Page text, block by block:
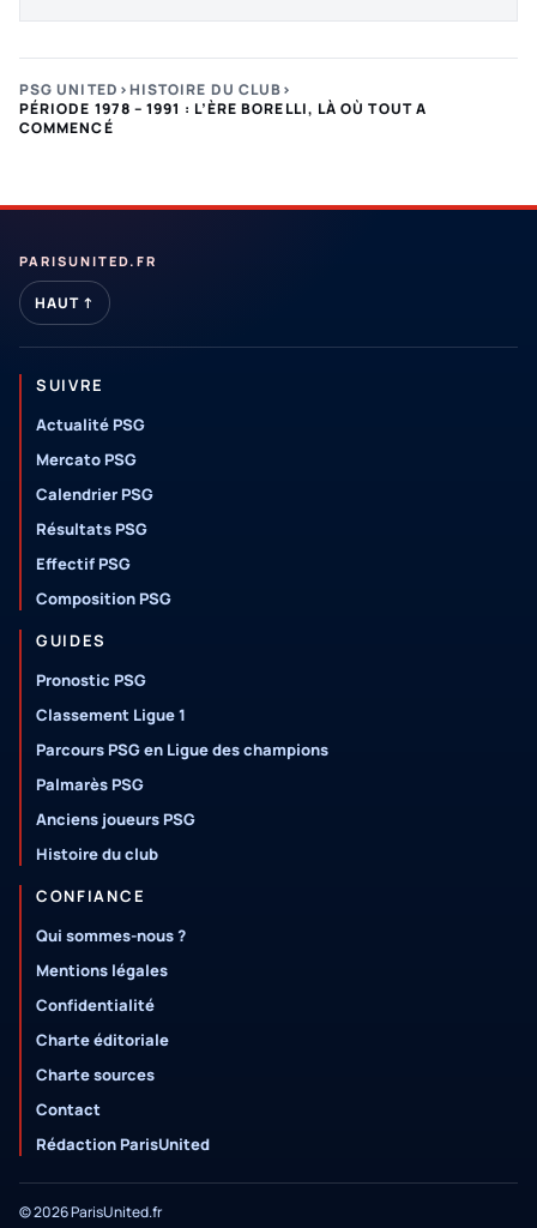
PSG UNITED ›HISTOIRE DU CLUB›
PÉRIODE 1978 – 1991 : L’ÈRE BORELLI, LÀ OÙ TOUT A
COMMENCÉ
PARISUNITED.FR
HAUT ↑
SUIVRE
Actualité PSG
Mercato PSG
Calendrier PSG
Résultats PSG
Effectif PSG
Composition PSG
GUIDES
Pronostic PSG
Classement Ligue 1
Parcours PSG en Ligue des champions
Palmarès PSG
Anciens joueurs PSG
Histoire du club
CONFIANCE
Qui sommes-nous ?
Mentions légales
Confidentialité
Charte éditoriale
Charte sources
Contact
Rédaction ParisUnited
© 2026 ParisUnited.fr